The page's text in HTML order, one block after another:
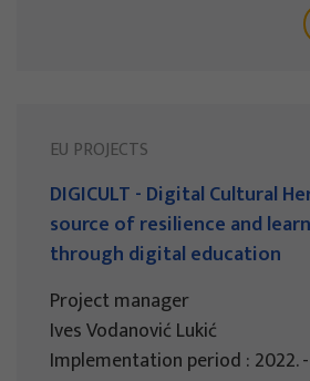
EU PROJECTS
DIGICULT - Digital Cultural
source of resilience and
through digital education
Project manager
Ives Vodanović Lukić
Implementation period : 2022.